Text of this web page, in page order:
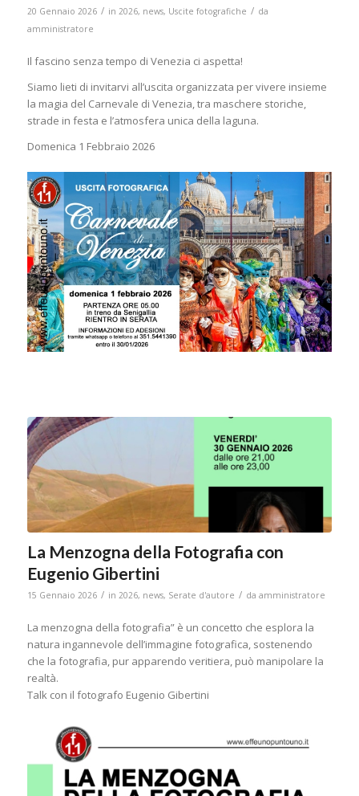
20 Gennaio 2026 / in 2026, news, Uscite fotografiche / da
amministratore
Il fascino senza tempo di Venezia ci aspetta!
Siamo lieti di invitarvi all’uscita organizzata per vivere insieme
la magia del Carnevale di Venezia, tra maschere storiche,
strade in festa e l’atmosfera unica della laguna.
Domenica 1 Febbraio 2026
La Menzogna della Fotografia con
Eugenio Gibertini
15 Gennaio 2026 / in 2026, news, Serate d'autore / da amministratore
La menzogna della fotografia” è un concetto che esplora la
natura ingannevole dell’immagine fotografica, sostenendo
che la fotografia, pur apparendo veritiera, può manipolare la
realtà.
Talk con il fotografo Eugenio Gibertini